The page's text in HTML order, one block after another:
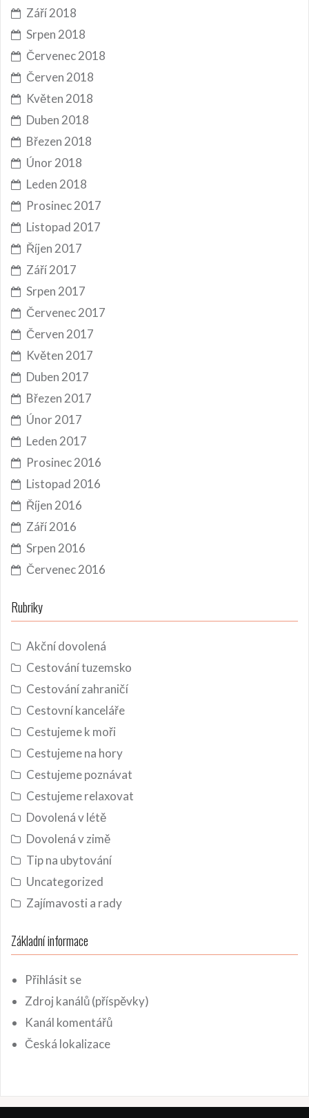
Září 2018
Srpen 2018
Červenec 2018
Červen 2018
Květen 2018
Duben 2018
Březen 2018
Únor 2018
Leden 2018
Prosinec 2017
Listopad 2017
Říjen 2017
Září 2017
Srpen 2017
Červenec 2017
Červen 2017
Květen 2017
Duben 2017
Březen 2017
Únor 2017
Leden 2017
Prosinec 2016
Listopad 2016
Říjen 2016
Září 2016
Srpen 2016
Červenec 2016
Rubriky
Akční dovolená
Cestování tuzemsko
Cestování zahraničí
Cestovní kanceláře
Cestujeme k moři
Cestujeme na hory
Cestujeme poznávat
Cestujeme relaxovat
Dovolená v létě
Dovolená v zimě
Tip na ubytování
Uncategorized
Zajímavosti a rady
Základní informace
Přihlásit se
Zdroj kanálů (příspěvky)
Kanál komentářů
Česká lokalizace